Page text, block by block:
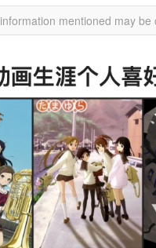
mentioned may